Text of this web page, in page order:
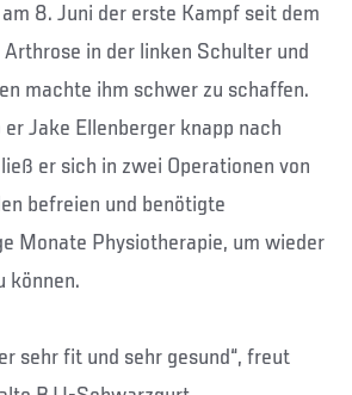
8. Juni der erste Kampf seit dem
Arthrose in der linken Schulter und
machte ihm schwer zu schaffen.
er Jake Ellenberger knapp nach
er sich in zwei Operationen von
befreien und benötigte
Monate Physiotherapie, um wieder
können.
sehr fit und sehr gesund“, freut